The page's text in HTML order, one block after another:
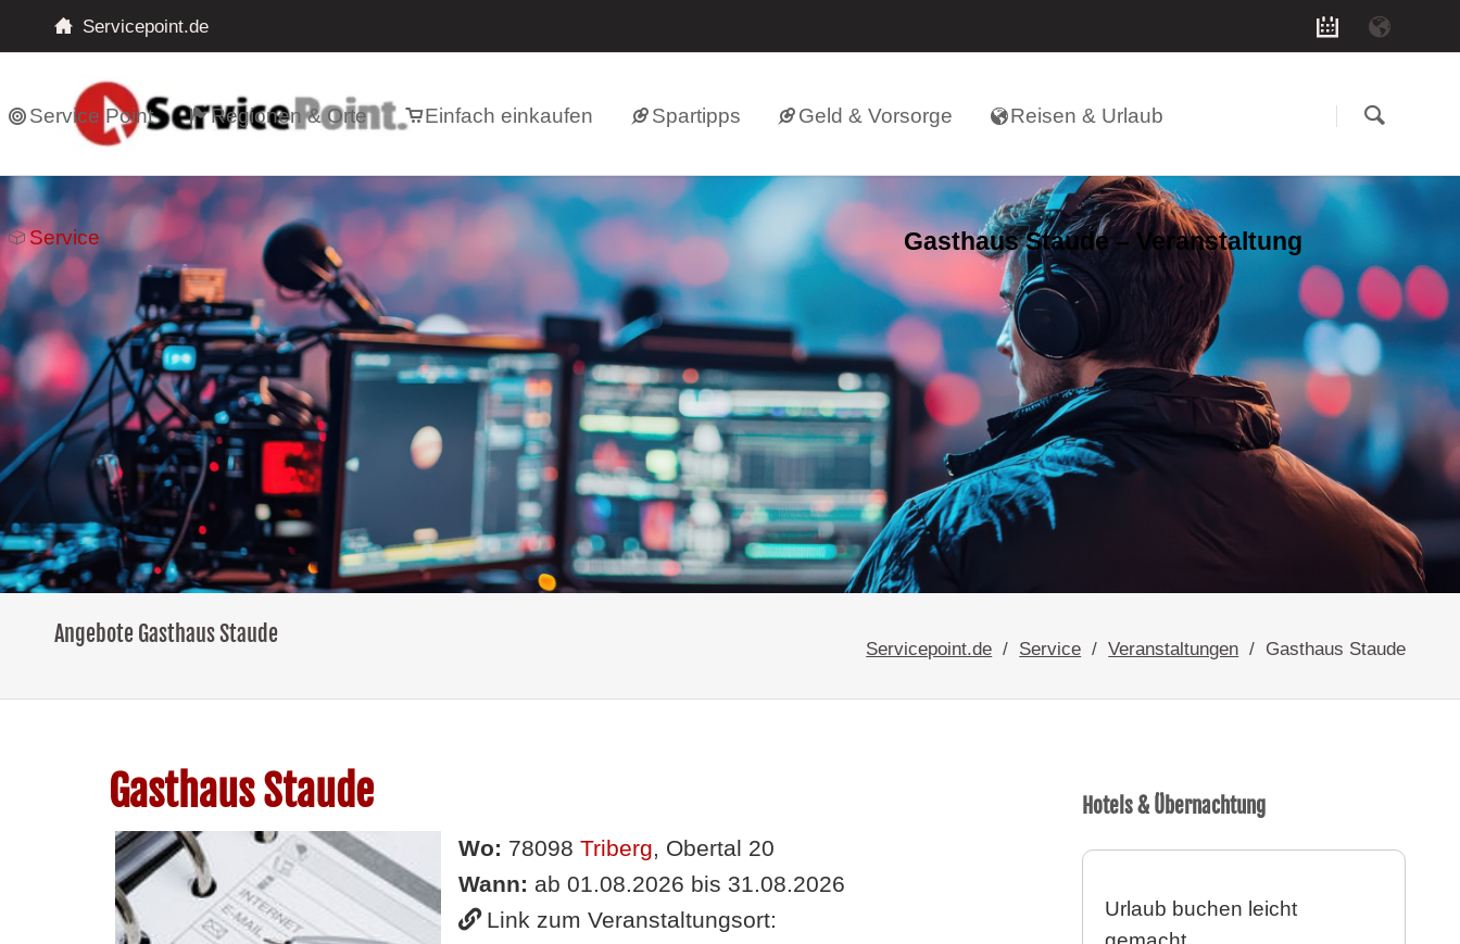
Servicepoint.de
Service Point Regionen & Orte Einfach einkaufen Spartipps Geld & Vorsorge Reisen & Urlaub
Service Gasthaus Staude – Veranstaltung
Angebote Gasthaus Staude
Servicepoint.de Service Veranstaltungen Gasthaus Staude
Gasthaus Staude
Wo: 78098 Triberg, Obertal 20
Wann: ab 01.08.2026 bis 31.08.2026
Link zum Veranstaltungsort:
Hotels & Übernachtung
Urlaub buchen leicht